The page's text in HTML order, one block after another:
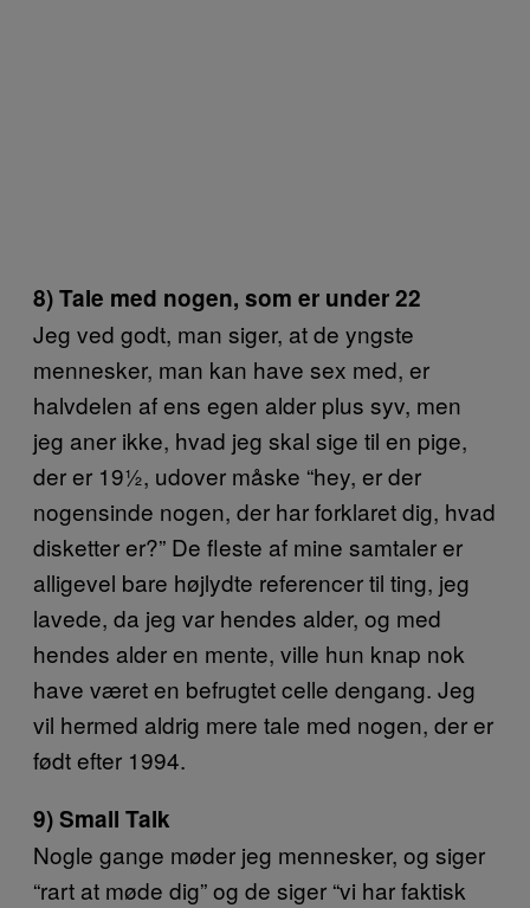
8) Tale med nogen, som er under 22
Jeg ved godt, man siger, at de yngste
mennesker, man kan have sex med, er
halvdelen af ens egen alder plus syv, men
jeg aner ikke, hvad jeg skal sige til en pige,
der er 19½, udover måske “hey, er der
nogensinde nogen, der har forklaret dig, hvad
disketter er?” De fleste af mine samtaler er
alligevel bare højlydte referencer til ting, jeg
lavede, da jeg var hendes alder, og med
hendes alder en mente, ville hun knap nok
have været en befrugtet celle dengang. Jeg
vil hermed aldrig mere tale med nogen, der er
født efter 1994.
9) Small Talk
Nogle gange møder jeg mennesker, og siger
“rart at møde dig” og de siger “vi har faktisk